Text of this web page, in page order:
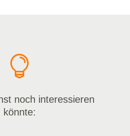

noch interessieren
könnte: